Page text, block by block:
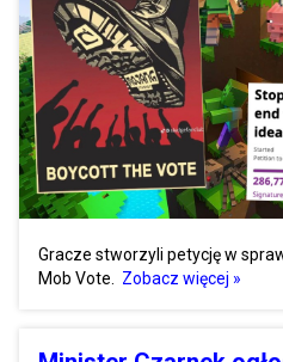
Gracze stworzyli petycję w
Mob Vote. Zobacz więcej »